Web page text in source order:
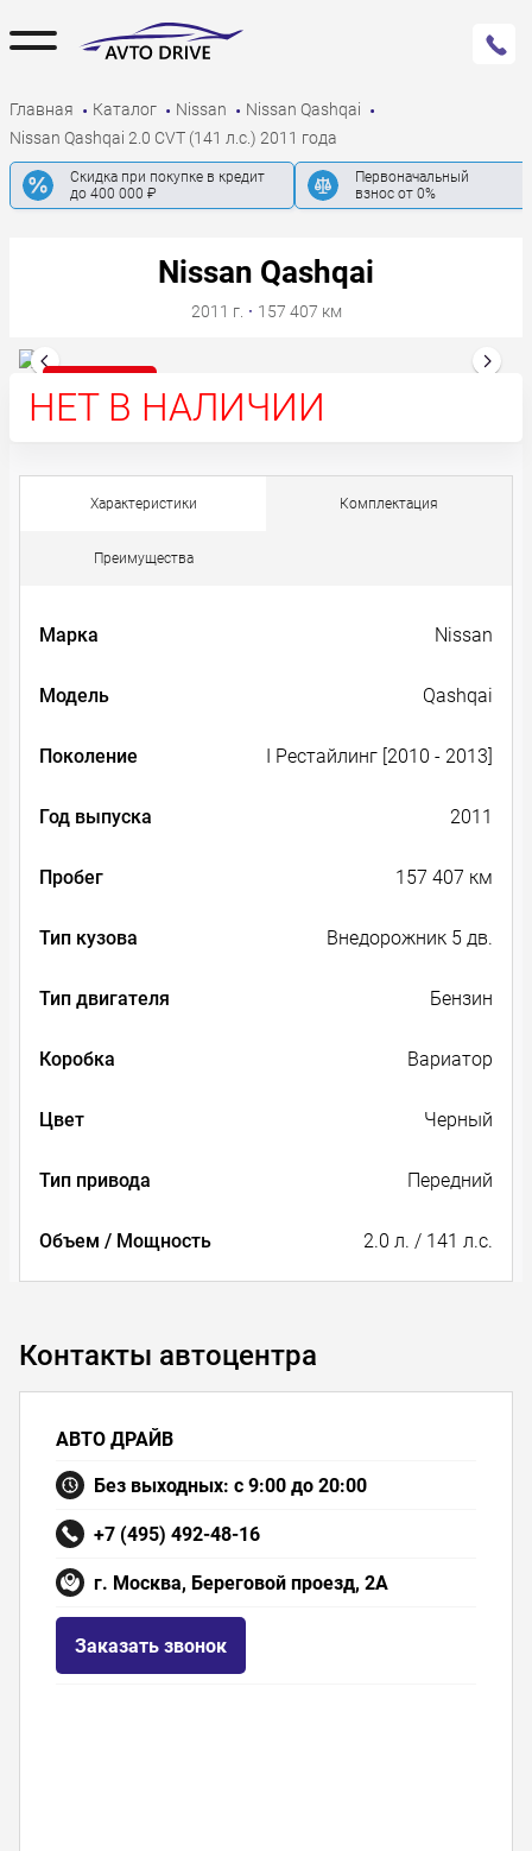
Главная Каталог Nissan
Nissan Qashqai
Nissan Qashqai 2.0 CVT (141 л.с.) 2011 года
Скидка при покупке в кредит
до 400 000 ₽
Первоначальный
взнос от 0%
НЕТ В НАЛИЧИИ
Nissan Qashqai
2011 г. · 157 407 км
Характеристики Комплектация
Преимущества
Марка Nissan
Модель Qashqai
Поколение I Рестайлинг [2010 - 2013]
Год выпуска 2011
Пробег 157 407 км
Тип кузова Внедорожник 5 дв.
Тип двигателя Бензин
Коробка Вариатор
Цвет Черный
Тип привода Передний
Объем / Мощность 2.0 л. / 141 л.с.
Контакты автоцентра
АВТО ДРАЙВ
Без выходных: с 9:00 до 20:00
+7 (495) 492-48-16
г. Москва, Береговой проезд, 2А
Заказать звонок